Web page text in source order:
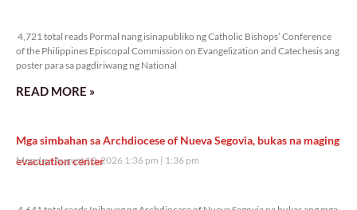
4,721 total reads Pormal nang isinapubliko ng Catholic Bishops’ Conference
of the Philippines Episcopal Commission on Evangelization and Catechesis ang
poster para sa pagdiriwang ng National
READ MORE »
Mga simbahan sa Archdiocese of Nueva Segovia, bukas na maging
evacuation center
Monday, August 10, 2026 1:36 pm 1:36 pm